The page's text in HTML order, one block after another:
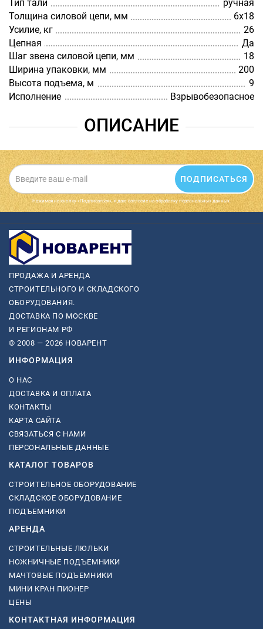
Тип тали
ручная
Толщина силовой цепи, мм
6х18
Усилие, кг
26
Цепная
Да
Шаг звена силовой цепи, мм
18
Ширина упаковки, мм
200
Высота подъема, м
9
Исполнение
Взрывобезопасное
ОПИСАНИЕ
ПОДПИСАТЬСЯ
Нажимая на кнопку «Подписаться», я даю cогласие на обработку персональных данных.
ПРОДАЖА И АРЕНДА
СТРОИТЕЛЬНОГО И СКЛАДСКОГО
ОБОРУДОВАНИЯ.
ДОСТАВКА ПО МОСКВЕ
И РЕГИОНАМ РФ
© 2008 — 2026 НОВАРЕНТ
ИНФОРМАЦИЯ
О НАС
ДОСТАВКА И ОПЛАТА
КОНТАКТЫ
КАРТА САЙТА
СВЯЗАТЬСЯ С НАМИ
ПЕРСОНАЛЬНЫЕ ДАННЫЕ
КАТАЛОГ ТОВАРОВ
СТРОИТЕЛЬНОЕ ОБОРУДОВАНИЕ
СКЛАДСКОЕ ОБОРУДОВАНИЕ
ПОДЪЕМНИКИ
АРЕНДА
СТРОИТЕЛЬНЫЕ ЛЮЛЬКИ
НОЖНИЧНЫЕ ПОДЪЕМНИКИ
МАЧТОВЫЕ ПОДЪЕМНИКИ
МИНИ КРАН ПИОНЕР
ЦЕНЫ
КОНТАКТНАЯ ИНФОРМАЦИЯ